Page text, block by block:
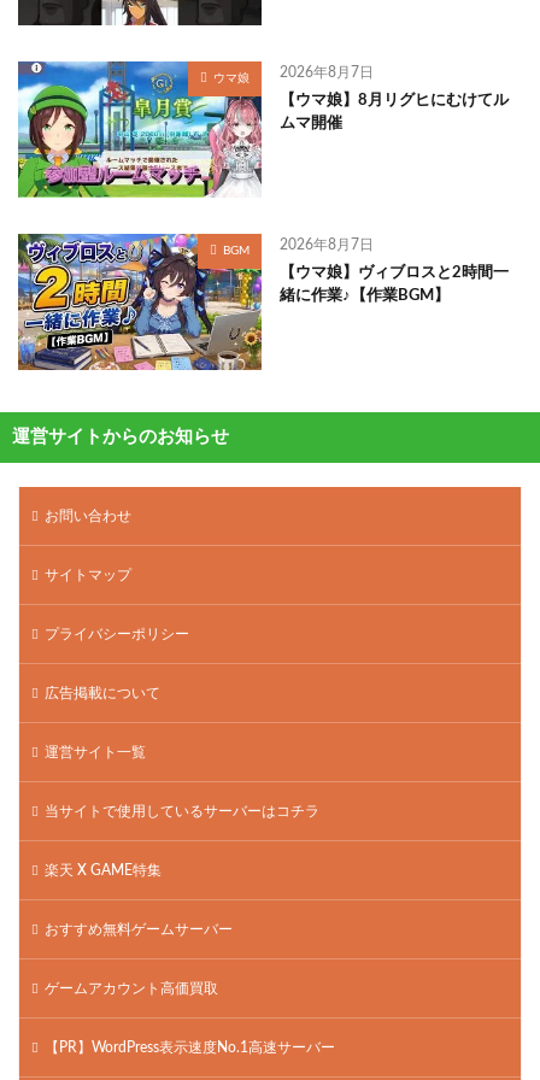
ウマ娘 2026年8月7日
【ウマ娘】8月リグヒにむけてル
ムマ開催
BGM 2026年8月7日
【ウマ娘】ヴィブロスと2時間一
緒に作業♪【作業BGM】
運営サイトからのお知らせ
お問い合わせ
サイトマップ
プライバシーポリシー
広告掲載について
運営サイト一覧
当サイトで使用しているサーバーはコチラ
楽天 X GAME特集
おすすめ無料ゲームサーバー
ゲームアカウント高価買取
【PR】WordPress表示速度No.1高速サーバー